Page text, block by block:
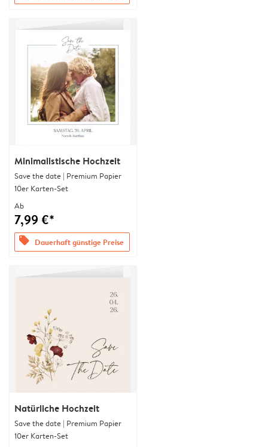
Minimalistische Hochzeit
Save the date | Premium Papier
10er Karten-Set
Ab
7,99 €*
offers Dauerhaft günstige Preise
Natürliche Hochzeit
Save the date | Premium Papier
10er Karten-Set